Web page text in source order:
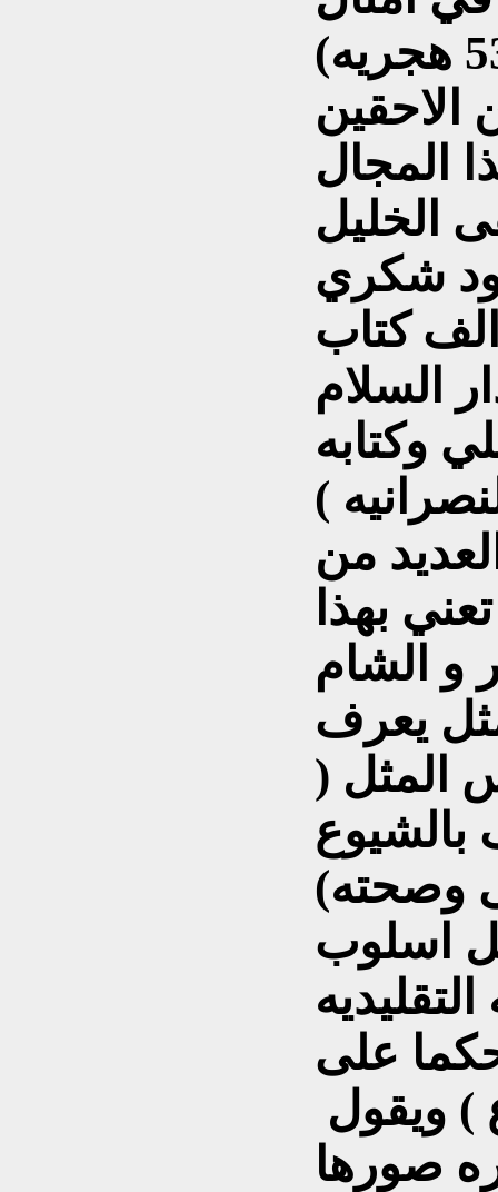
العرب) للزمخشري (ت 538 هجريه)
الاحقين
المجال
الخليل
شكري
الذي الف كتاب
السلام
وكتابه
)
من
بهذا
الشام
يعرف
المثل (
بالشيوع
وصحته)
اسلوب
على
) ويقول
صورها